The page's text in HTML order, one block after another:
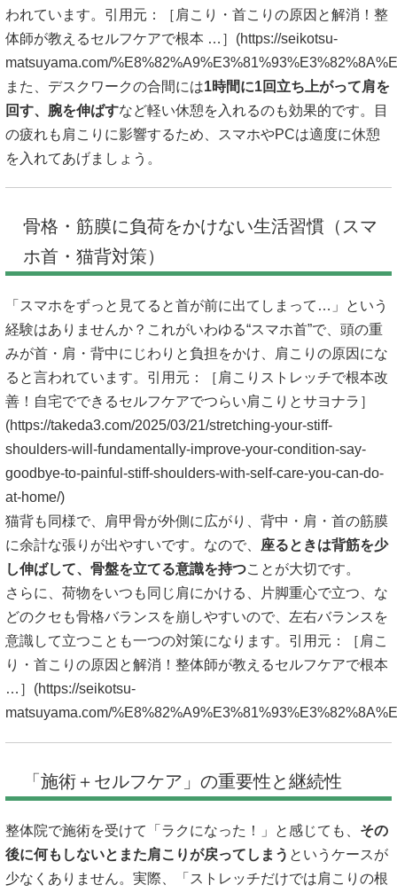
われています。引用元：［肩こり・首こりの原因と解消！整
体師が教えるセルフケアで根本 …］(https://seikotsu-
matsuyama.com/
また、デスクワークの合間には1時間に1回立ち上がって肩を
回す、腕を伸ばすなど軽い休憩を入れるのも効果的です。目
の疲れも肩こりに影響するため、スマホやPCは適度に休憩
を入れてあげましょう。
骨格・筋膜に負荷をかけない生活習慣（スマ
ホ首・猫背対策）
「スマホをずっと見てると首が前に出てしまって…」という
経験はありませんか？これがいわゆる“スマホ首”で、頭の重
みが首・肩・背中にじわりと負担をかけ、肩こりの原因にな
ると言われています。引用元：［肩こりストレッチで根本改
善！自宅でできるセルフケアでつらい肩こりとサヨナラ］
(https://takeda3.com/2025/03/21/stretching-your-stiff-
shoulders-will-fundamentally-improve-your-condition-say-
goodbye-to-painful-stiff-shoulders-with-self-care-you-can-do-
at-home/)
猫背も同様で、肩甲骨が外側に広がり、背中・肩・首の筋膜
に余計な張りが出やすいです。なので、 座るときは背筋を少
し伸ばして、骨盤を立てる意識を持つことが大切です。
さらに、荷物をいつも同じ肩にかける、片脚重心で立つ、な
どのクセも骨格バランスを崩しやすいので、左右バランスを
意識して立つことも一つの対策になります。引用元：［肩こ
り・首こりの原因と解消！整体師が教えるセルフケアで根本
…］(https://seikotsu-
matsuyama.com/
「施術＋セルフケア」の重要性と継続性
整体院で施術を受けて「ラクになった！」と感じても、 その
後に何もしないとまた肩こりが戻ってしまう というケースが
少なくありません。実際、「ストレッチだけでは肩こりの根